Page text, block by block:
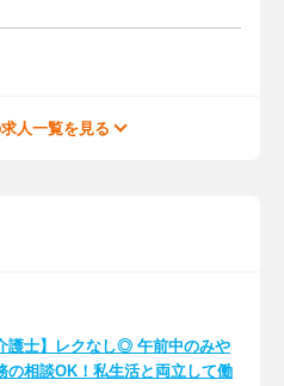
人一覧を見る
護士】レクなし◎ 午前中のみや
の相談OK！私生活と両立して働